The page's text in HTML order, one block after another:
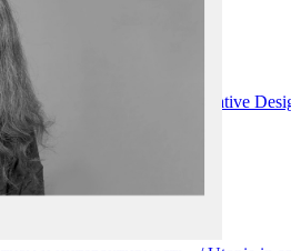
/ Biomimicry and Generative